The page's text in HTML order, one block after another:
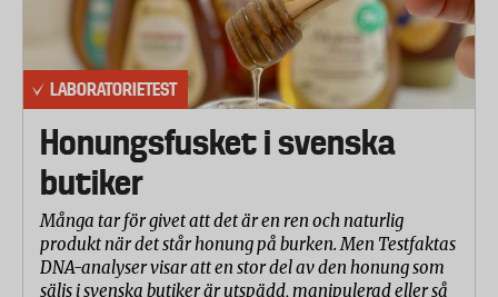
respektive 1,0 volt, effektförbrukning vid mycket
hög effektförbrukning till 0,9 respektive 1,0 volt –
har betygsatts på en skala från 1 till 5 och viktats
samman till ett totalbetyg med lika vikt.
Batteriernas livslängd har viktats med 90 procent
och skillnaden i prestanda mellan det bästa och
sämsta batteriet av ett visst fabrikat har viktats med
10 procent.
LABORATORIETEST
Honungsfusket i svenska
butiker
Många tar för givet att det är en ren och naturlig
produkt när det står honung på burken. Men Testfaktas
DNA-analyser visar att en stor del av den honung som
säljs i svenska butiker är utspädd, manipulerad eller så